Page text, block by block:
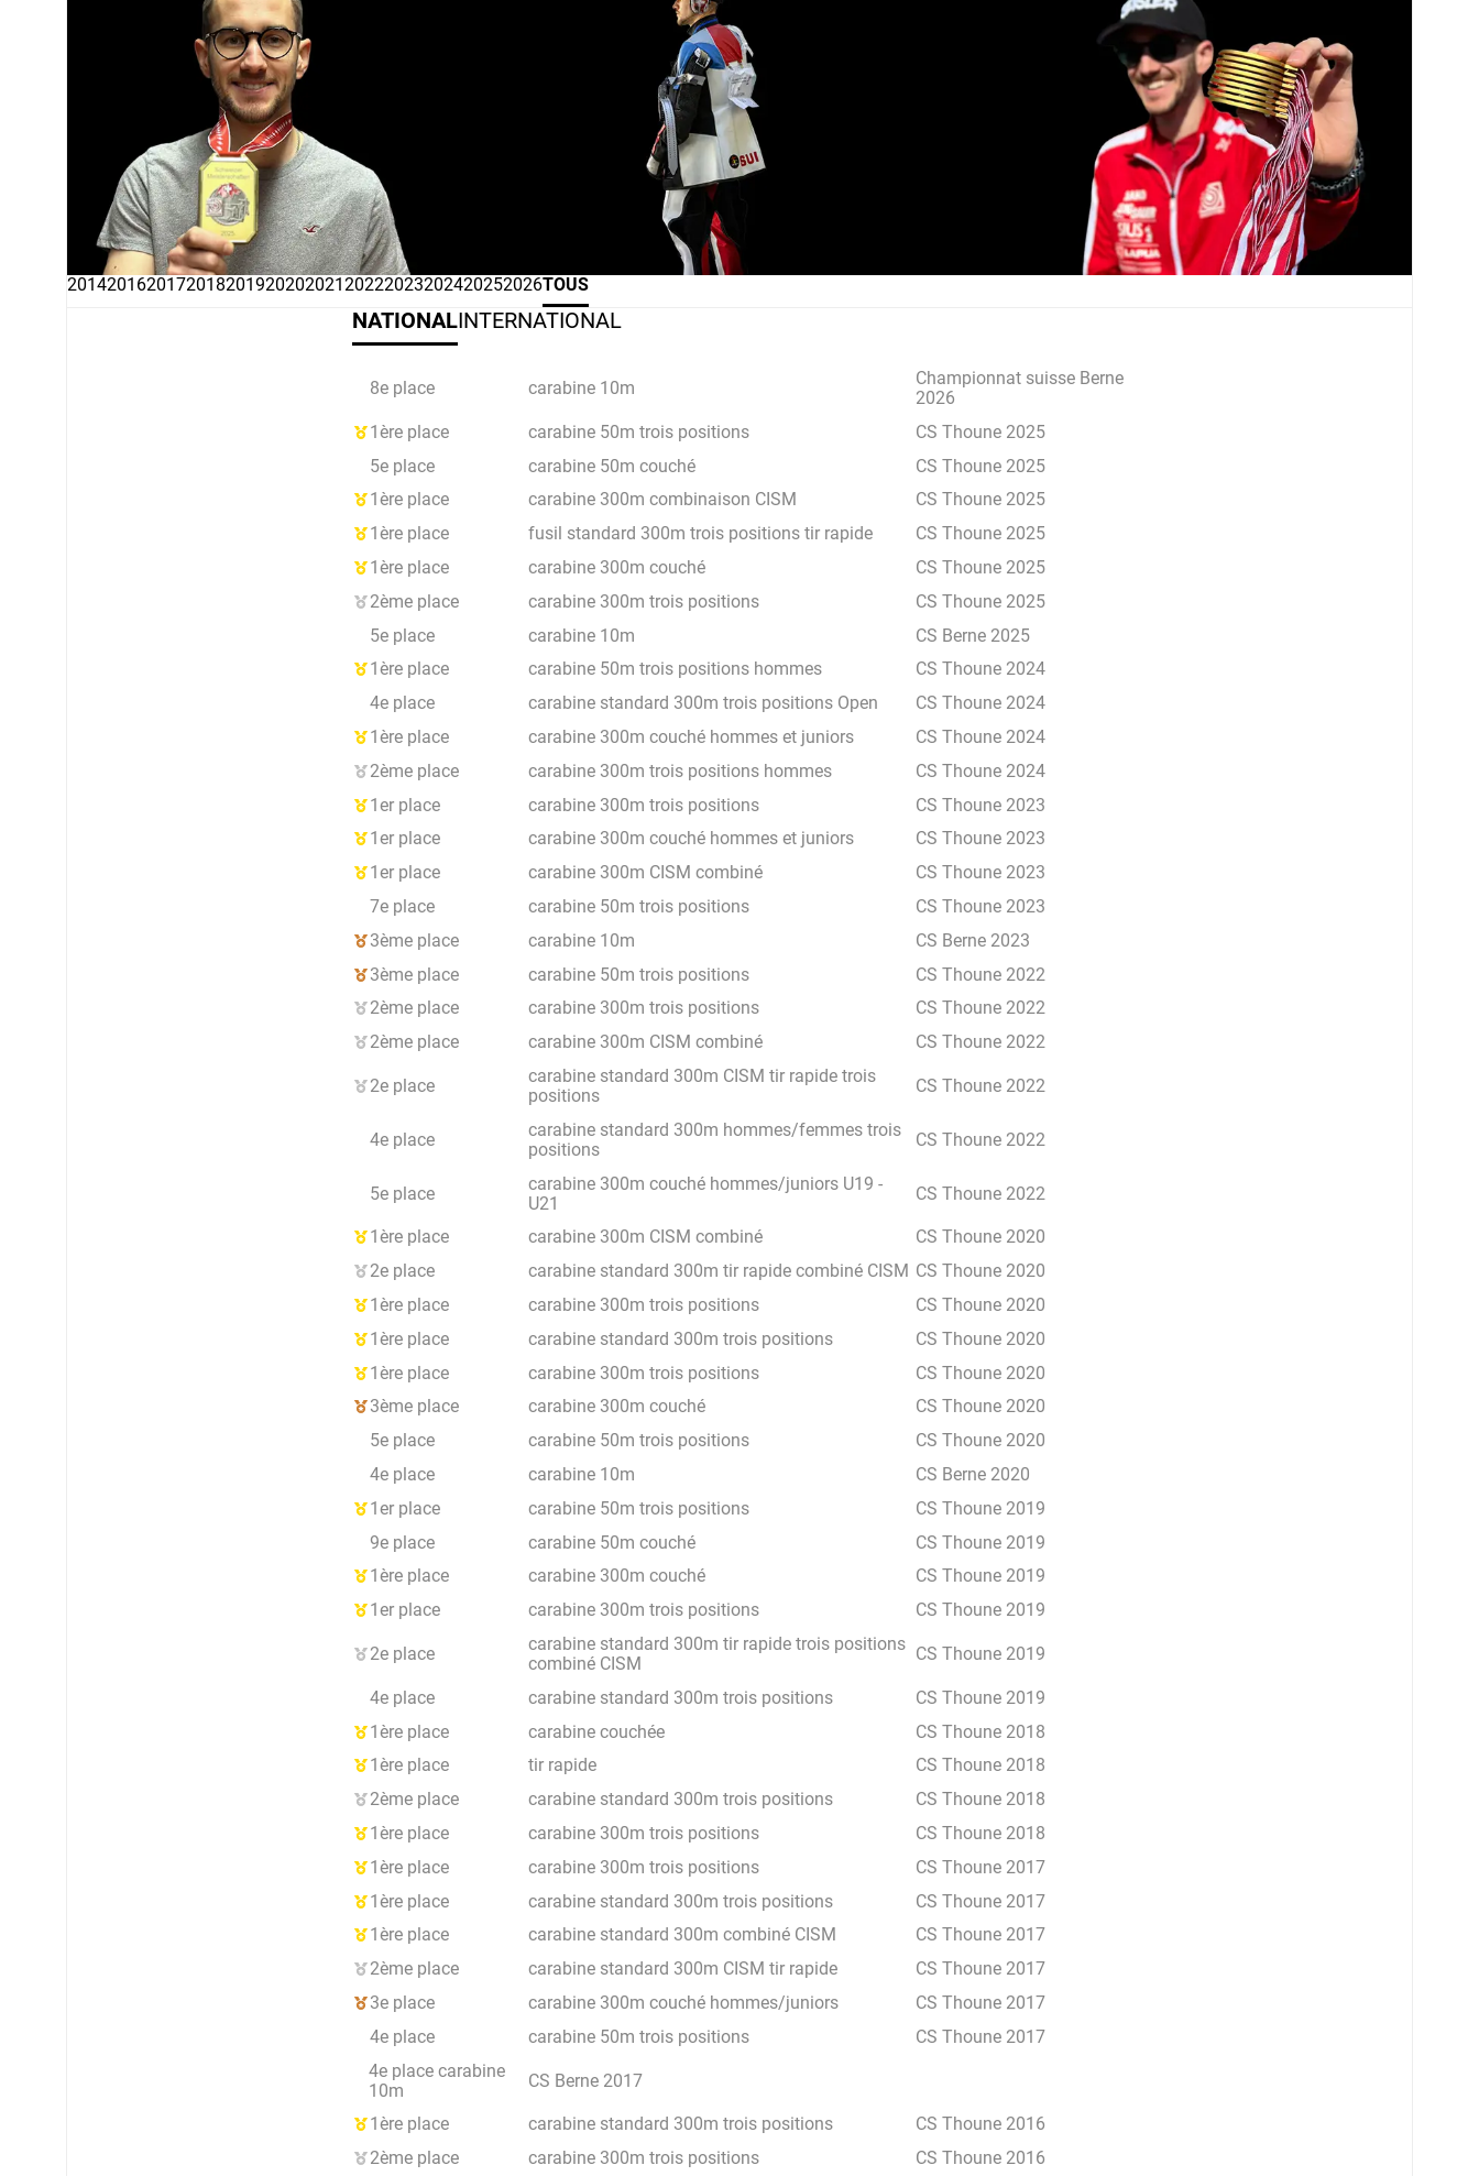
201420162017201820192020202120222023202420252026TOUS
NATIONALINTERNATIONAL
8e place carabine 10m
Championnat suisse Berne
2026
1ère place
carabine 50m trois positions
CS Thoune 2025
5e place
carabine 50m couché
CS Thoune 2025
1ère place
carabine 300m combinaison CISM
CS Thoune 2025
1ère place
fusil standard 300m trois positions tir rapide
CS Thoune 2025
1ère place
carabine 300m couché
CS Thoune 2025
2ème place
carabine 300m trois positions
CS Thoune 2025
5e place
carabine 10m
CS Berne 2025
1ère place
carabine 50m trois positions hommes
CS Thoune 2024
4e place
carabine standard 300m trois positions Open
CS Thoune 2024
1ère place
carabine 300m couché hommes et juniors
CS Thoune 2024
2ème place
carabine 300m trois positions hommes
CS Thoune 2024
1er place
carabine 300m trois positions
CS Thoune 2023
1er place
carabine 300m couché hommes et juniors
CS Thoune 2023
1er place
carabine 300m CISM combiné
CS Thoune 2023
7e place
carabine 50m trois positions
CS Thoune 2023
3ème place
carabine 10m
CS Berne 2023
3ème place
carabine 50m trois positions
CS Thoune 2022
2ème place
carabine 300m trois positions
CS Thoune 2022
2ème place
carabine 300m CISM combiné CS Thoune 2022
2e place
carabine standard 300m CISM tir rapide trois
positions
CS Thoune 2022
4e place
carabine standard 300m hommes/femmes trois
positions
CS Thoune 2022
5e place
carabine 300m couché hommes/juniors U19 -
U21
CS Thoune 2022
1ère place carabine 300m CISM combiné
CS Thoune 2020
2e place
carabine standard 300m tir rapide combiné CISM CS Thoune 2020
1ère place
carabine 300m trois positions
CS Thoune 2020
1ère place
carabine standard 300m trois positions
CS Thoune 2020
1ère place
carabine 300m trois positions
CS Thoune 2020
3ème place
carabine 300m couché
CS Thoune 2020
5e place
carabine 50m trois positions
CS Thoune 2020
4e place
carabine 10m
CS Berne 2020
1er place
carabine 50m trois positions
CS Thoune 2019
9e place
carabine 50m couché
CS Thoune 2019
1ère place
carabine 300m couché
CS Thoune 2019
1er place
carabine 300m trois positions CS Thoune 2019
2e place
carabine standard 300m tir rapide trois positions
combiné CISM
CS Thoune 2019
4e place carabine standard 300m trois positions
CS Thoune 2019
1ère place
carabine couchée
CS Thoune 2018
1ère place
tir rapide
CS Thoune 2018
2ème place
carabine standard 300m trois positions
CS Thoune 2018
1ère place
carabine 300m trois positions
CS Thoune 2018
1ère place
carabine 300m trois positions
CS Thoune 2017
1ère place
carabine standard 300m trois positions
CS Thoune 2017
1ère place
carabine standard 300m combiné CISM
CS Thoune 2017
2ème place
carabine standard 300m CISM tir rapide
CS Thoune 2017
3e place
carabine 300m couché hommes/juniors
CS Thoune 2017
4e place
carabine 50m trois positions
CS Thoune 2017
4e place carabine
10m
CS Berne 2017
1ère place carabine standard 300m trois positions
CS Thoune 2016
2ème place
carabine 300m trois positions CS Thoune 2016